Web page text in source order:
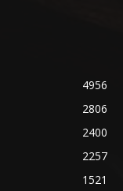
4956
2806
2400
2257
1521